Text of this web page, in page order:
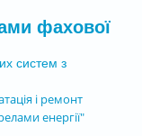
фахової
систем з
і ремонт
енергії"